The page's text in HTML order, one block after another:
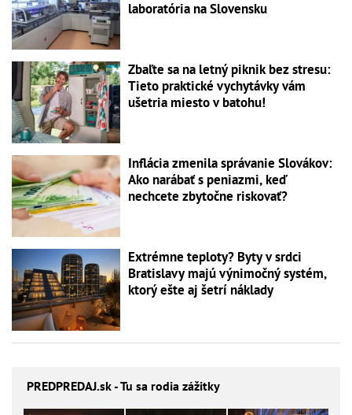
laboratória na Slovensku
Zbaľte sa na letný piknik bez stresu:
Tieto praktické vychytávky vám
ušetria miesto v batohu!
Inflácia zmenila správanie Slovákov:
Ako narábať s peniazmi, keď
nechcete zbytočne riskovať?
Extrémne teploty? Byty v srdci
Bratislavy majú výnimočný systém,
ktorý ešte aj šetrí náklady
PREDPREDAJ.sk - Tu sa rodia zážitky